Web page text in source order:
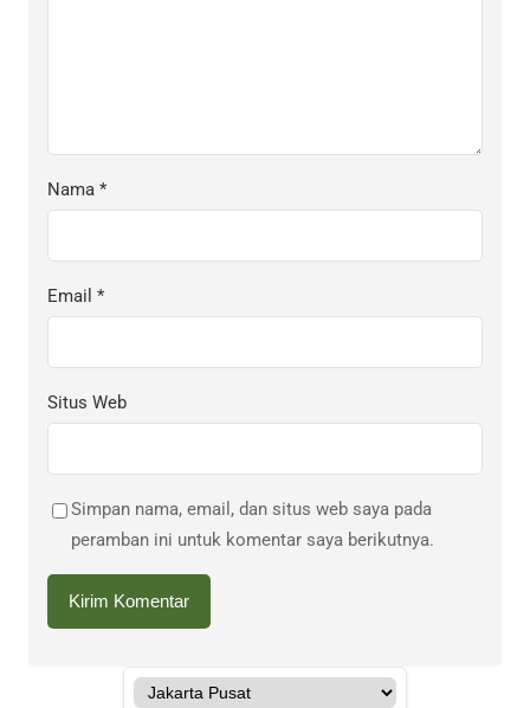
Nama *
Email *
Situs Web
Simpan nama, email, dan situs web saya pada
peramban ini untuk komentar saya berikutnya.